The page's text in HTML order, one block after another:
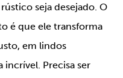
seja desejado. O
é que ele transforma
em lindos
incrível. Precisa ser